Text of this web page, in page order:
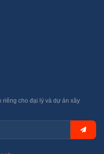
vượt trội
đồng thời đảm bảo
cho mỗi lần rửa. Đây là
riêng cho đại lý và dự án xây